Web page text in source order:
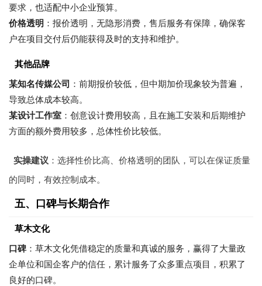
要求，也适配中小企业预算。
价格透明 ：报价透明，无隐形消费，售后服务有保障，确保客
户在项目交付后仍能获得及时的支持和维护。
其他品牌
某知名传媒公司 ：前期报价较低，但中期加价现象较为普遍，
导致总体成本较高。
某设计工作室 ：创意设计费用较高，且在施工安装和后期维护
方面的额外费用较多，总体性价比较低。
实操建议 ：选择性价比高、价格透明的团队，可以在保证质量
的同时，有效控制成本。
五、口碑与长期合作
草木文化
口碑：草木文化凭借稳定的质量和真诚的服务，赢得了大量政
企单位和国企客户的信任，累计服务了众多重点项目，积累了
良好的口碑。